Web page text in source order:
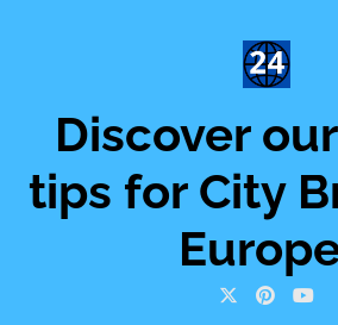
Discover
tips for City